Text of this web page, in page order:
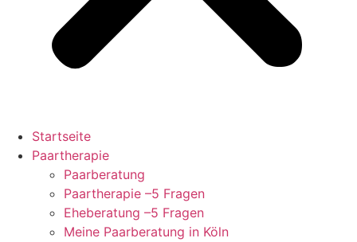
Startseite
Paartherapie
Paarberatung
Paartherapie –5 Fragen
Eheberatung –5 Fragen
Meine Paarberatung in Köln